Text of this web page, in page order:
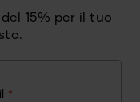
15% per il tuo
*